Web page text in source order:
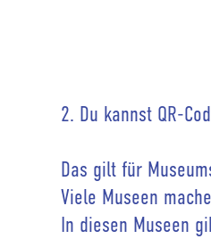
2. Du kannst QR-
Das gilt für
Viele Museen
In diesen Museen